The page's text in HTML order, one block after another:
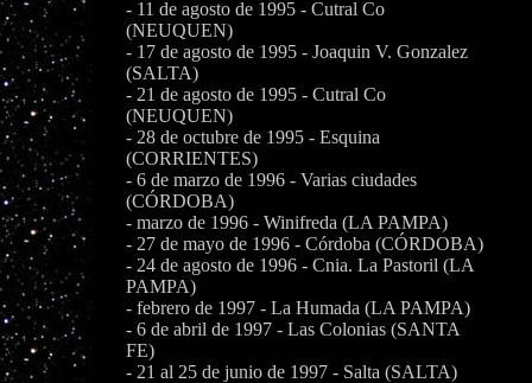
- 11 de agosto de 1995 - Cutral Co
(NEUQUEN)
- 17 de agosto de 1995 - Joaquin V. Gonzalez
(SALTA)
- 21 de agosto de 1995 - Cutral Co
(NEUQUEN)
- 28 de octubre de 1995 - Esquina
(CORRIENTES)
- 6 de marzo de 1996 - Varias ciudades
(CÓRDOBA)
- marzo de 1996 - Winifreda (LA PAMPA)
- 27 de mayo de 1996 - Córdoba (CÓRDOBA)
- 24 de agosto de 1996 - Cnia. La Pastoril (LA
PAMPA)
- febrero de 1997 - La Humada (LA PAMPA)
- 6 de abril de 1997 - Las Colonias (SANTA
FE)
- 21 al 25 de junio de 1997 - Salta (SALTA)